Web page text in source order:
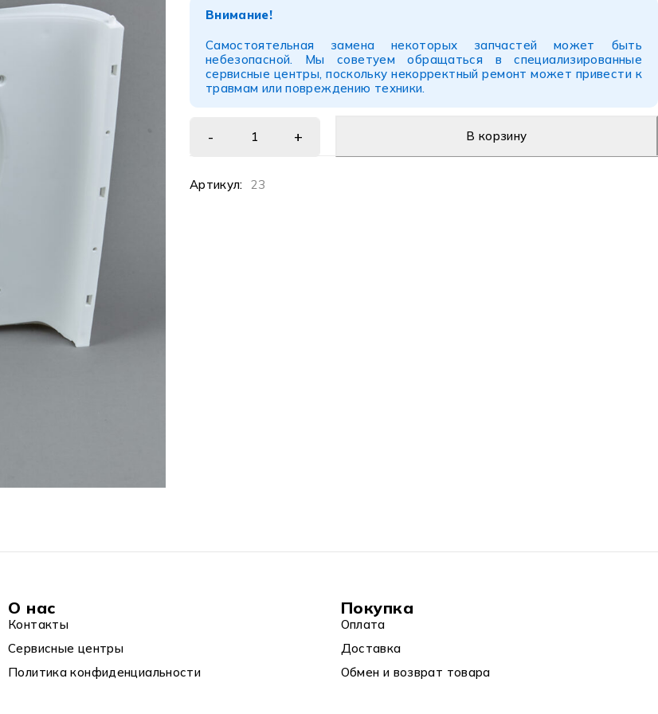
Внимание!
Самостоятельная замена некоторых запчастей может быть
небезопасной. Мы советуем обращаться в специализированные
сервисные центры, поскольку некорректный ремонт может привести к
травмам или повреждению техники.
В корзину
Артикул: 23
О нас
Контакты
Сервисные центры
Политика конфиденциальности
Покупка
Оплата
Доставка
Обмен и возврат товара